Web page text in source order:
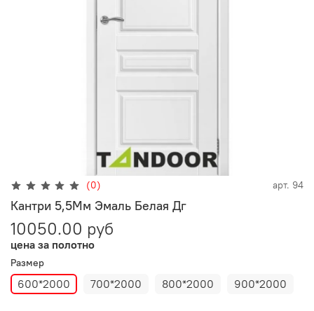
(0) арт. 94
Кантри 5,5Мм Эмаль Белая Дг
10050.00 руб
цена за полотно
Размер
600*2000 700*2000 800*2000 900*2000